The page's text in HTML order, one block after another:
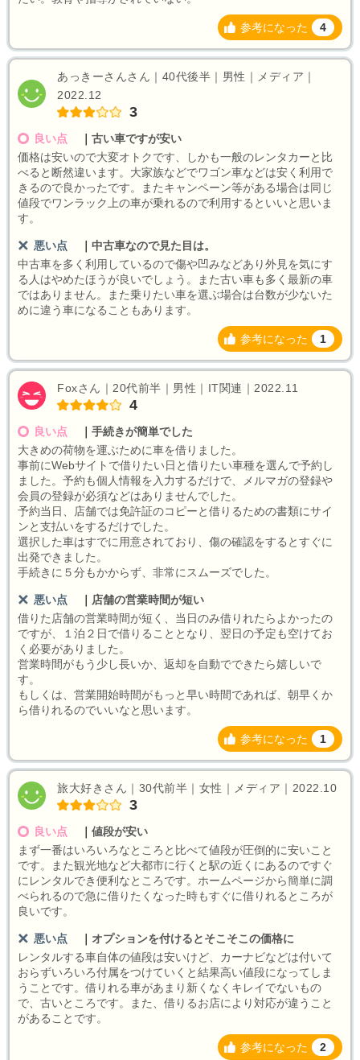
参考になった 4
あっきーさんさん｜40代後半｜男性｜メディア｜
2022.12
3
良い点
古い車ですが安い
価格は安いので大変オトクです、しかも一般のレンタカーと比
べると断然違います。大家族などでワゴン車などは安く利用で
きるので良かったです。またキャンペーン等がある場合は同じ
値段でワンラック上の車が乗れるので利用するといいと思いま
す。
悪い点
中古車なので見た目は。
中古車を多く利用しているので傷や凹みなどあり外見を気にす
る人はやめたほうが良いでしょう。また古い車も多く最新の車
ではありません。また乗りたい車を選ぶ場合は台数が少ないた
めに違う車になることもあります。
参考になった 1
Foxさん｜20代前半｜男性｜IT関連｜2022.11
4
良い点
手続きが簡単でした
大きめの荷物を運ぶために車を借りました。
事前にWebサイトで借りたい日と借りたい車種を選んで予約し
ました。予約も個人情報を入力するだけで、メルマガの登録や
会員の登録が必須などはありませんでした。
予約当日、店舗では免許証のコピーと借りるための書類にサイ
ンと支払いをするだけでした。
選択した車はすでに用意されており、傷の確認をするとすぐに
出発できました。
手続きに５分もかからず、非常にスムーズでした。
悪い点
店舗の営業時間が短い
借りた店舗の営業時間が短く、当日のみ借りれたらよかったの
ですが、１泊２日で借りることとなり、翌日の予定も空けてお
く必要がありました。
営業時間がもう少し長いか、返却を自動でできたら嬉しいで
す。
もしくは、営業開始時間がもっと早い時間であれば、朝早くか
ら借りれるのでいいなと思います。
参考になった 1
旅大好きさん｜30代前半｜女性｜メディア｜2022.10
3
良い点
値段が安い
まず一番はいろいろなところと比べて値段が圧倒的に安いこと
です。また観光地など大都市に行くと駅の近くにあるのですぐ
にレンタルでき便利なところです。ホームページから簡単に調
べられるので急に借りたくなった時もすぐに借りれるところが
良いです。
悪い点
オプションを付けるとそこそこの価格に
レンタルする車自体の値段は安いけど、カーナビなどは付いて
おらずいろいろ付属をつけていくと結果高い値段になってしま
うことです。借りれる車があまり新くなくキレイでないもの
で、古いところです。また、借りるお店により対応が違うこと
があることです。
参考になった 2